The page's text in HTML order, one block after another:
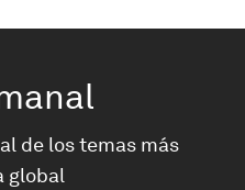
de los temas más
global